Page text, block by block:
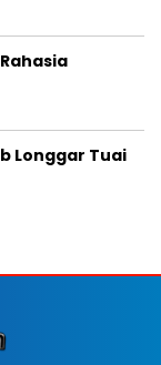
Longgar Tuai